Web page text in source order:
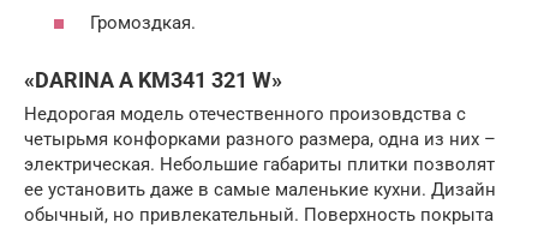
Громоздкая.
«DARINA A KM341 321 W»
Недорогая модель отечественного произовдства с
четырьмя конфорками разного размера, одна из них –
электрическая. Небольшие габариты плитки позволят
ее установить даже в самые маленькие кухни. Дизайн
обычный, но привлекательный. Поверхность покрыта